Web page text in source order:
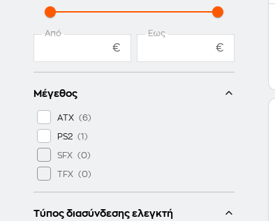
Από
€
Έως
€
Μέγεθος
ATX
PS2
SFX
TFX
Τύπος διασύνδεσης ελεγκτή